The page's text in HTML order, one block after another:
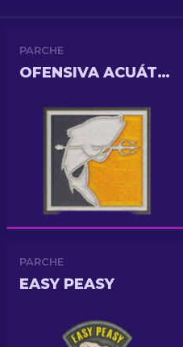
PARCHE
OFENSIVA ACUÁTICA
PARCHE
EASY PEASY